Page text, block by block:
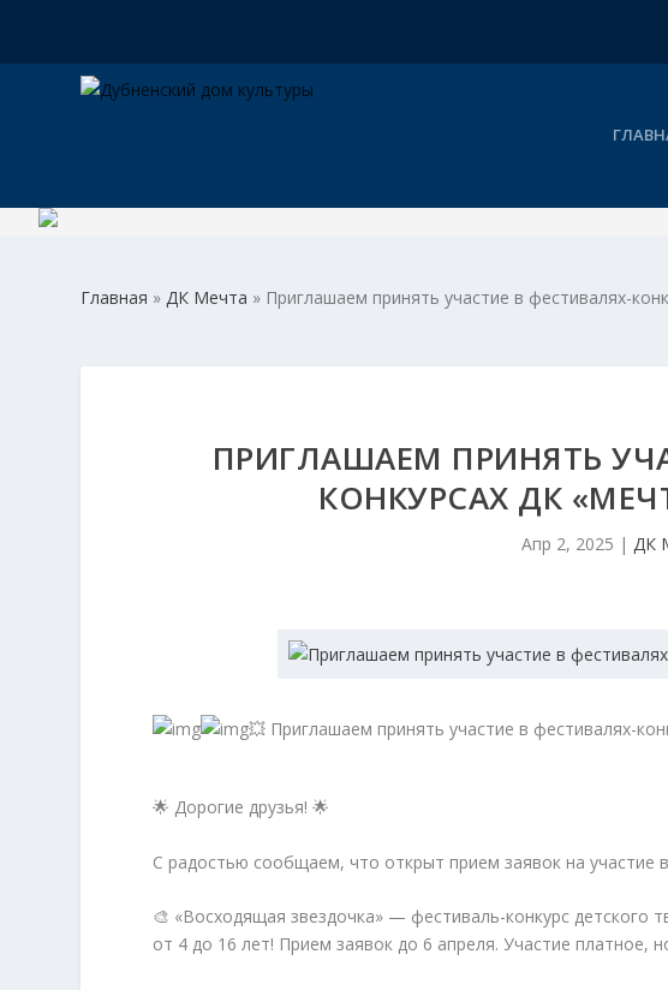
Главная »ДК Мечта » Приглашаем принять участие в фестивалях-
ПРИГЛАШАЕМ ПРИНЯТЬ
КОНКУРСАХ ДК
Апр 2, 2025 |ДК
💥 Приглашаем принять участие в фестивалях-
🌟 Дорогие друзья! 🌟
С радостью сообщаем, что открыт прием заявок на участие
🎨 «Восходящая звездочка» — фестиваль-конкурс детского
от 4 до 16 лет! Прием заявок до 6 апреля. Участие платное,